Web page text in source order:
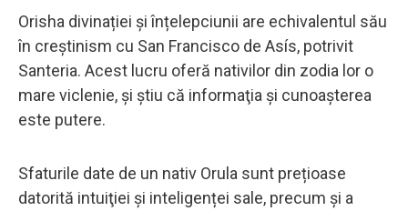
Orisha divinației și înțelepciunii are echivalentul său
în creștinism cu San Francisco de Asís, potrivit
Santeria. Acest lucru oferă nativilor din zodia lor o
mare viclenie, şi ştiu că informaţia şi cunoaşterea
este putere.
Sfaturile date de un nativ Orula sunt prețioase
datorită intuiţiei și inteligenței sale, precum și a